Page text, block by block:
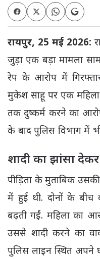
रायपुर, 25 मई 2026:
जुड़ा एक बड़ा मामला
रेप के आरोप में
मुकेश साहू पर एक
तक दुष्कर्म करने का
के बाद पुलिस विभाग में
शादी का झांसा
पीड़िता के मुताबिक
में हुई थी. दोनों के बीच
बढ़ती गईं. महिला का
उससे शादी करने का
पुलिस लाइन स्थित अपने